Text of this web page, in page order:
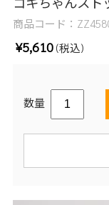
商品コード：
¥5,610 (税込)
数量